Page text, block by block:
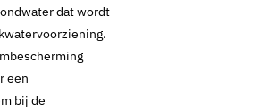
dat wordt
een
bij de